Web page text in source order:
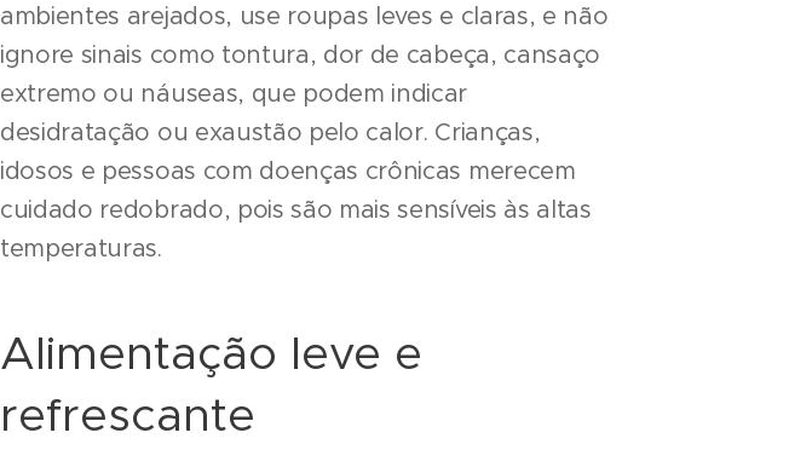
ambientes arejados, use roupas leves e claras, e não
ignore sinais como tontura, dor de cabeça, cansaço
extremo ou náuseas, que podem indicar
desidratação ou exaustão pelo calor. Crianças,
idosos e pessoas com doenças crônicas merecem
cuidado redobrado, pois são mais sensíveis às altas
temperaturas.
Alimentação leve e
refrescante